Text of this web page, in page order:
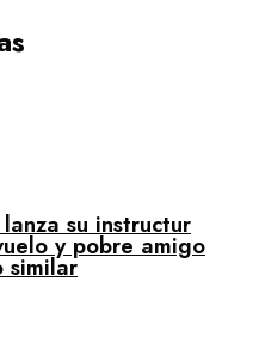
su instructur
y pobre amigo
similar